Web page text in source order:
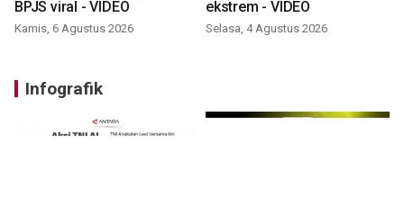
BPJS viral - VIDEO
Kamis, 6 Agustus 2026
ekstrem - VIDEO
Selasa, 4 Agustus 2026
Infografik